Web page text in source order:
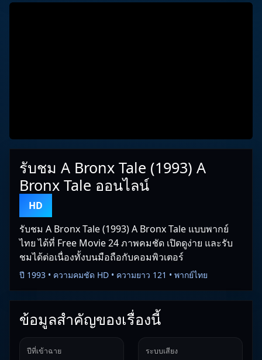
รับชม A Bronx Tale (1993) A
Bronx Tale ออนไลน์
HD
รับชม A Bronx Tale (1993) A Bronx Tale แบบพากย์
ไทย ได้ที่ Free Movie 24 ภาพคมชัด เปิดดูง่าย และรับ
ชมได้ต่อเนื่องทั้งบนมือถือกับคอมพิวเตอร์
ปี 1993 • ความคมชัด HD • ความยาว 121 • พากย์ไทย
ข้อมูลสำคัญของเรื่องนี้
ปีที่เข้าฉาย ระบบเสียง